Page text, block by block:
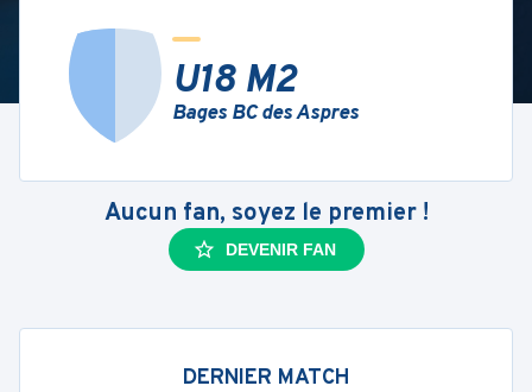
U18 M2
Bages BC des Aspres
Aucun fan, soyez le premier !
DEVENIR FAN
DERNIER MATCH